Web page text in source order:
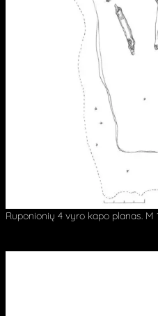
Ruponionių 4 vyro kapo planas. M